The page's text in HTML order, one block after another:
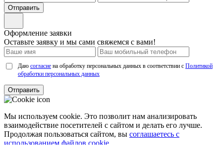
Отправить
Оформление заявки
Оставьте заявку и мы сами свяжемся с вами!
Даю согласие на обработку персональных данных в соответствии с Политикой
обработки персональных данных
Отправить
Мы используем cookie. Это позволит нам анализировать
взаимодействие посетителей с сайтом и делать его лучше.
Продолжая пользоваться сайтом, вы соглашаетесь с
использованием файлов cookie.